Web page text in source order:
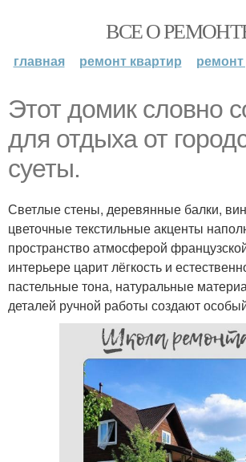
ВСЕ О
главная ремонт квартир
Этот домик словно
для отдыха от
суеты.
Светлые стены, деревянные балки,
цветочные текстильные акценты
пространство атмосферой
интерьере царит лёгкость и
пастельные тона, натуральные
деталей ручной работы создают